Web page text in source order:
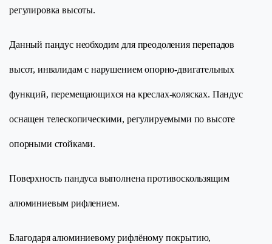
регулировка высоты.
Данный пандус необходим для преодоления перепадов
высот, инвалидам с нарушением опорно-двигательных
функций, перемещающихся на креслах-колясках. Пандус
оснащен телескопическими, регулируемыми по высоте
опорными стойками.
Поверхность пандуса выполнена противоскользящим
алюминиевым рифлением.
Благодаря алюминиевому рифлёному покрытию,